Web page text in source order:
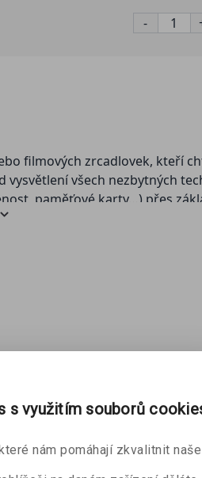
-
filmových zrcadlovek, kteří
všech nezbytných
paměťové karty…) přes
hyperfokální vzdálenost,
než kdykoliv předtím.
s využitím souborů
nám pomáhají zkvalitnit naše